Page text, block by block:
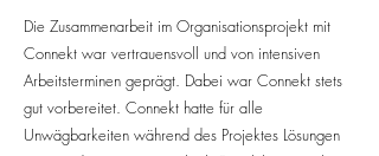
Die Zusammenarbeit im Organisationsprojekt mit
Connekt war vertrauensvoll und von intensiven
Arbeitsterminen geprägt. Dabei war Connekt stets
gut vorbereitet. Connekt hatte für alle
Unwägbarkeiten während des Projektes Lösungen